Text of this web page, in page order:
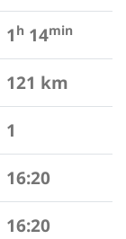
1 h 14min
121 km
1
16:20
16:20